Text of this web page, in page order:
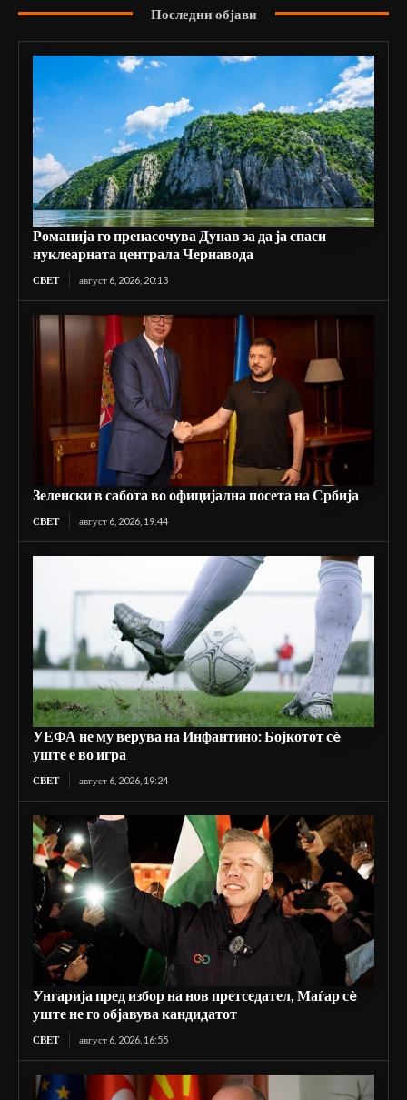
Последни објави
Романија го пренасочува Дунав за да ја спаси
нуклеарната централа Чернавода
СВЕТ август 6, 2026, 20:13
Зеленски в сабота во официјална посета на Србија
СВЕТ август 6, 2026, 19:44
УЕФА не му верува на Инфантино: Бојкотот сè
уште е во игра
СВЕТ август 6, 2026, 19:24
Унгарија пред избор на нов претседател, Маѓар сè
уште не го објавува кандидатот
СВЕТ август 6, 2026, 16:55